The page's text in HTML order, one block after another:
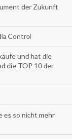
der Zukunft
Control
und hat die
die TOP 10 der
es so nicht mehr